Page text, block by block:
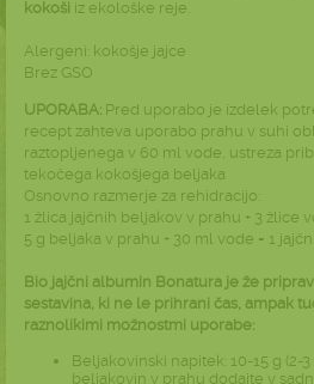
kokoši iz ekološke reje.
Alergeni: kokošje jajce
Brez GSO
UPORABA: Pred uporabo je izdelek
recept zahteva uporabo prahu v suhi
raztopljenega v 60 ml vode, ustreza
tekočega kokošjega beljaka
Osnovno razmerje za rehidracijo:
1 žlica jajčnih beljakov v prahu + 3 žlice
5 g beljaka v prahu + 30 ml vode = 1
Bio jajčni albumin Bonatura je že
sestavina, ki ne le prihrani čas, ampak
raznolikimi možnostmi uporabe:
Beljakovinski napitek: 10-15 g (2-
beljakovin v prahu dodajte v